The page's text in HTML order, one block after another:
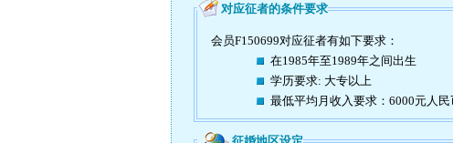
对应征者的条件要求
会员F150699对应征者有如下要求：
在1985年至1989年之间出生
学历要求: 大专以上
最低平均月收入要求：6000元人民